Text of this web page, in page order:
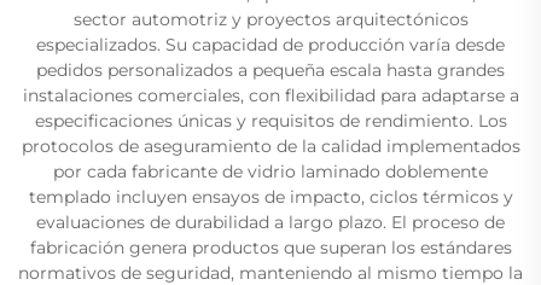
sector automotriz y proyectos arquitectónicos
especializados. Su capacidad de producción varía desde
pedidos personalizados a pequeña escala hasta grandes
instalaciones comerciales, con flexibilidad para adaptarse a
especificaciones únicas y requisitos de rendimiento. Los
protocolos de aseguramiento de la calidad implementados
por cada fabricante de vidrio laminado doblemente
templado incluyen ensayos de impacto, ciclos térmicos y
evaluaciones de durabilidad a largo plazo. El proceso de
fabricación genera productos que superan los estándares
normativos de seguridad, manteniendo al mismo tiempo la